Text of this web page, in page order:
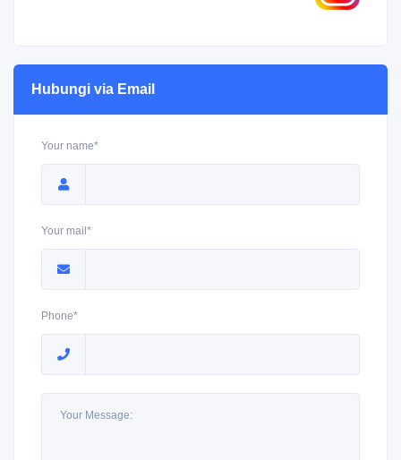
Hubungi via Email
Your name*
Your mail*
Phone*